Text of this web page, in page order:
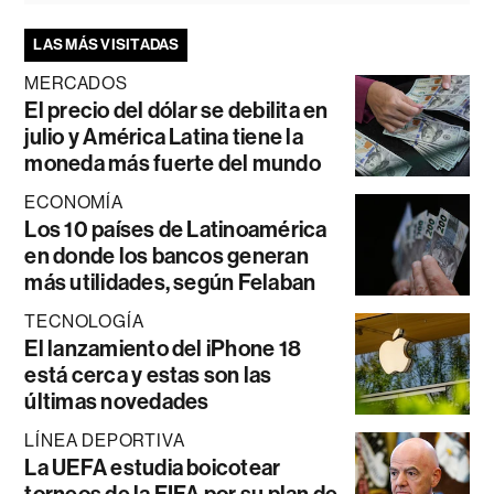
LAS MÁS VISITADAS
MERCADOS
El precio del dólar se debilita en
julio y América Latina tiene la
moneda más fuerte del mundo
ECONOMÍA
Los 10 países de Latinoamérica
en donde los bancos generan
más utilidades, según Felaban
TECNOLOGÍA
El lanzamiento del iPhone 18
está cerca y estas son las
últimas novedades
LÍNEA DEPORTIVA
La UEFA estudia boicotear